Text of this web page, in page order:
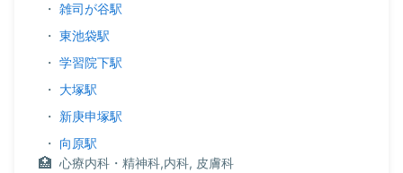
・ 雑司が谷駅
・ 東池袋駅
・ 学習院下駅
・ 大塚駅
・ 新庚申塚駅
・ 向原駅
心療内科・精神科,内科, 皮膚科